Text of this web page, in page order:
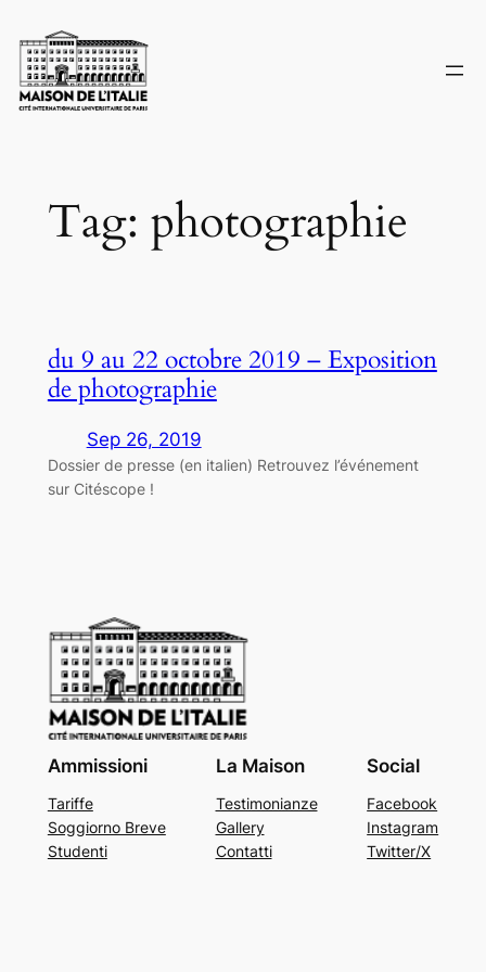
to
content
Tag: photographie
du 9 au 22 octobre 2019 – Exposition
de photographie
Sep 26, 2019
Dossier de presse (en italien) Retrouvez l’événement
sur Citéscope !
Ammissioni
Tariffe
Soggiorno Breve
Studenti
La Maison
Testimonianze
Gallery
Contatti
Social
Facebook
Instagram
Twitter/X